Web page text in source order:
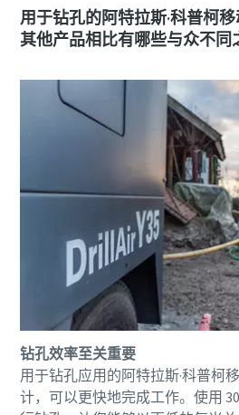
用于钻孔的阿特拉斯·科普柯
其他产品相比有哪些与众不同
钻孔效率至关重要
用于钻孔应用的阿特拉斯·科普柯
计，可以更快地完成工作。使用